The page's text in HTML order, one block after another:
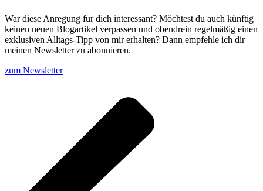
War diese Anregung für dich interessant? Möchtest du auch künftig
keinen neuen Blogartikel verpassen und obendrein regelmäßig einen
exklusiven Alltags-Tipp von mir erhalten? Dann empfehle ich dir
meinen Newsletter zu abonnieren.
zum Newsletter